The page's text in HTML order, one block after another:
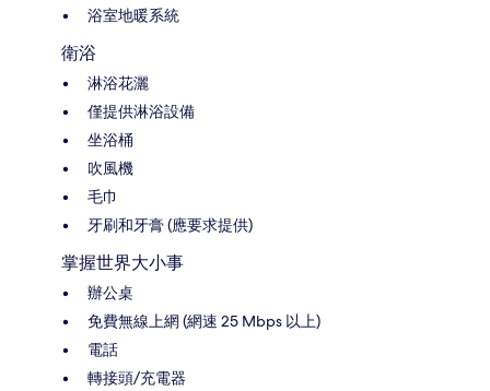
浴室地暖系統
衛浴
淋浴花灑
僅提供淋浴設備
坐浴桶
吹風機
毛巾
牙刷和牙膏 (應要求提供)
掌握世界大小事
辦公桌
免費無線上網 (網速 25 Mbps 以上)
電話
轉接頭/充電器